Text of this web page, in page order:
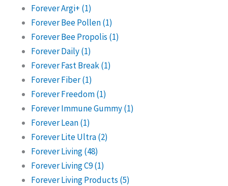
Forever Argi+ (1)
Forever Bee Pollen(1)
Forever Bee Propolis (1)
Forever Daily(1)
Forever Fast Break(1)
Forever Fiber(1)
Forever Freedom(1)
Forever Immune Gummy(1)
Forever Lean(1)
Forever Lite Ultra(2)
Forever Living(48)
Forever Living C9(1)
Forever Living Products (5)